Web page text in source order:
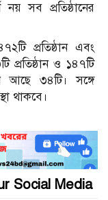
সব প্রতিষ্ঠানের
প্রতিষ্ঠান এবং
প্রতিষ্ঠান ও ১৪৭টি
আছে ৩৪টি। সঙ্গে
থাকবে।
Social Media